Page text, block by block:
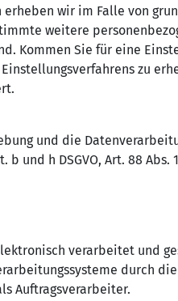
wir im Falle von
weitere
Kommen Sie für eine
zu
und die
b und h DSGVO, Art. 88 Abs.
verarbeitet und
durch
Auftragsverarbeiter.